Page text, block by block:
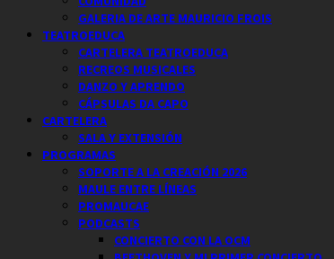
GALERIA DE ARTE MAURICIO FROIS
TEATROEDUCA
CARTELERA TEATROEDUCA
RECREOS MUSICALES
DANZO Y APRENDO
CÁPSULAS DA CAPO
CARTELERA
SALA Y EXTENSIÓN
PROGRAMAS
SOPORTE A LA CREACIÓN 2026
MAULE ENTRE LÍNEAS
PROMAUCAE
PODCASTS
CONCIERTO CON LA OCM